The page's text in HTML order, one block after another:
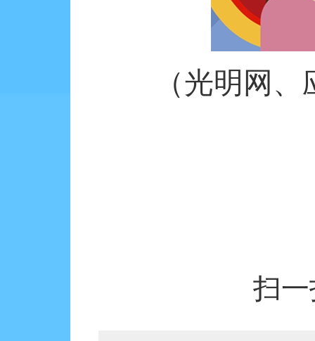
（光明网
扫